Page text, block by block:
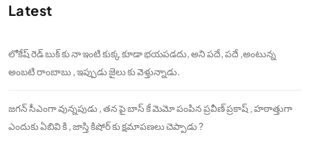
Latest
లోకేష్ రెడ్ బుక్ కు నా ఇంటి కుక్క కూడా భయపడదు, అని పదే, పదే ,అంటున్న
అంబటి రాంబాబు , ఇప్పుడు జైలు కు వెళ్తున్నాడు.
జగన్ సీఎంగా వున్నపుడు , తన పై బాస్ కే మెమో పంపిన ప్రవీణ్ ప్రకాష్ , హఠాత్తుగా
ఎందుకు ఏబివి కి , జాస్తి కిషోర్ కు క్షమాపణలు చెప్పాడు ?